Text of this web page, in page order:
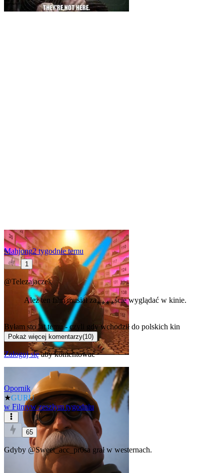
Mahjong2 tygodnie temu
1
@Telezajaczek
Ależ ten film musiał za⁎⁎⁎⁎ście wyglądać w kinie.
Byłam sto lat temu - czyli gdy wchodził do polskich kin
Pokaż więcej komentarzy(10)
Zaloguj sięaby komentować
Opornik
★GURU
w Filmyw zeszłym tygodniu
65
Gdyby @Sweet_acc_pr0sa grał w westernach.